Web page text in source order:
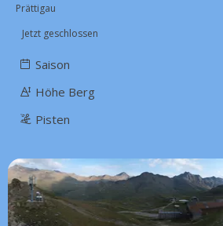
Prättigau
Jetzt geschlossen
Saison
Höhe Berg
Pisten